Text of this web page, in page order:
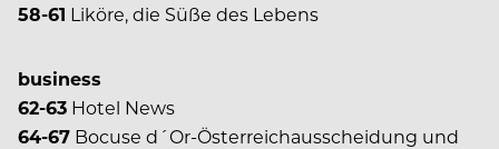
58-61 Liköre, die Süße des Lebens
business
62-63 Hotel News
64-67 Bocuse d´Or-Österreichausscheidung und